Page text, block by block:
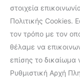
στοιχεία
Πολιτικής Cookies.
τον τρόπο με τον
θέλαμε να
επίσης το δικαίωμα
Ρυθμιστική Αρχή